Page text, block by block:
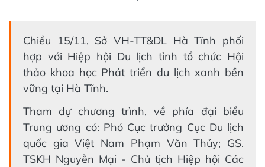
Chiều 15/11, Sở VH-TT&DL Hà Tĩnh phối
hợp với Hiệp hội Du lịch tỉnh tổ chức Hội
thảo khoa học Phát triển du lịch xanh bền
vững tại Hà Tĩnh.
Tham dự chương trình, về phía đại biểu
Trung ương có: Phó Cục trưởng Cục Du lịch
quốc gia Việt Nam Phạm Văn Thủy; GS.
TSKH Nguyễn Mại - Chủ tịch Hiệp hội Các